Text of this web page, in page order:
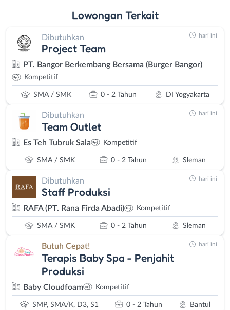
Lowongan Terkait
Dibutuhkan
Project Team
PT. Bangor Berkembang Bersama (Burger Bangor)
Kompetitif
SMA / SMK 0 - 2 Tahun DI Yogyakarta
hari ini
Dibutuhkan
Team Outlet
Es Teh Tubruk Sala Kompetitif
SMA / SMK 0 - 2 Tahun Sleman
hari ini
Dibutuhkan
Staff Produksi
RAFA (PT. Rana Firda Abadi) Kompetitif
SMA / SMK 0 - 2 Tahun Sleman
hari ini
Butuh Cepat!
Terapis Baby Spa - Penjahit
Produksi
Baby Cloudfoam Kompetitif
SMP, SMA/K, D3, S1 0 - 2 Tahun Bantul
hari ini